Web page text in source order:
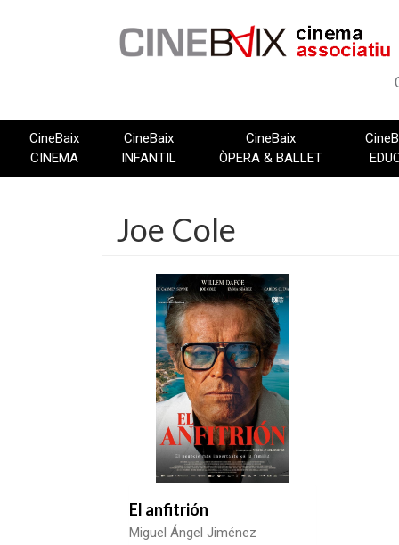
CineBaix
CINEMA
CineBaix
INFANTIL
CineBaix
ÒPERA & BALLET
Joe Cole
El anfitrión
Miguel Ángel Jiménez